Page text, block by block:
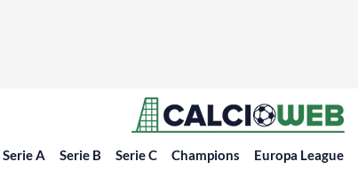
Serie A Serie B Serie C Champions Europa League